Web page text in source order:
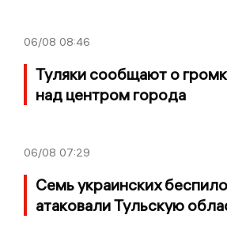
06/08 08:46
Туляки сообщают о
над центром города
06/08 07:29
Семь украинских
атаковали Тульскую